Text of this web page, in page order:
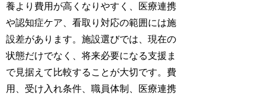
養より費用が高くなりやすく、医療連携
や認知症ケア、看取り対応の範囲には施
設差があります。施設選びでは、現在の
状態だけでなく、将来必要になる支援ま
で見据えて比較することが大切です。費
用、受け入れ条件、職員体制、医療連携